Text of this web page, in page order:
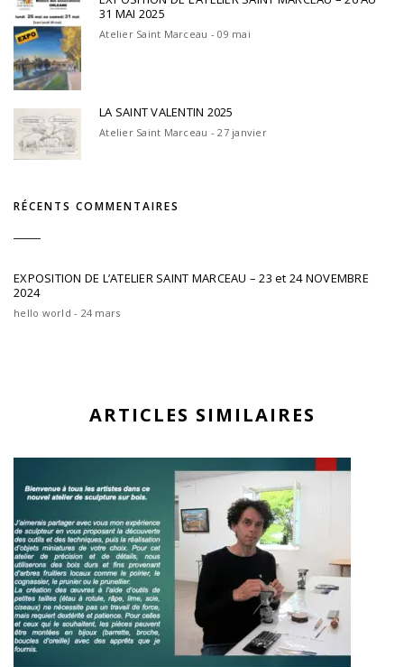
31 MAI 2025
Atelier Saint Marceau - 09 mai
LA SAINT VALENTIN 2025
Atelier Saint Marceau - 27 janvier
RÉCENTS COMMENTAIRES
EXPOSITION DE L’ATELIER SAINT MARCEAU – 23 et 24 NOVEMBRE
2024
hello world - 24 mars
ARTICLES SIMILAIRES